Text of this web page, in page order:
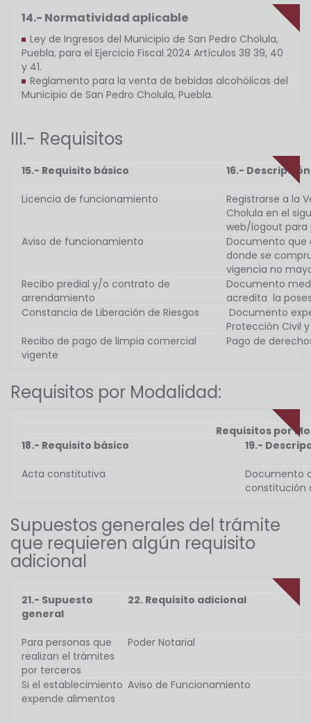
14.- Normatividad aplicable
Ley de Ingresos del Municipio de San Pedro Cholula,
Puebla, para el Ejercicio Fiscal 2024 Artículos 38 39, 40
y 41.
Reglamento para la venta de bebidas alcohólicas del
Municipio de San Pedro Cholula, Puebla.
III.- Requisitos
15.- Requisito básico 16.-
Licencia de funcionamiento
Registrarse a la
Cholula en el
web/logout para
Aviso de funcionamiento
Documento que
donde se
vigencia no
Recibo predial y/o contrato de
arrendamiento
Documento
acredita la
Constancia de Liberación de Riesgos
Documento
Protección Civil
Recibo de pago de limpia comercial
vigente
Pago de
Requisitos por Modalidad:
Requisitos por
18.- Requisito básico
19.-
Acta constitutiva
Documento
constitución
Supuestos generales del trámite
que requieren algún requisito
adicional
21.- Supuesto
general
22. Requisito adicional
Para personas que
realizan el trámites
por terceros
Poder Notarial
Si el establecimiento
expende alimentos
Aviso de Funcionamiento